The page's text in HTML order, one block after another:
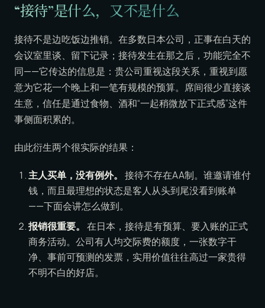
“接待”是什么，又不是什么
接待不是边吃饭边推销。在多数日本公司，正事在白天的
会议室里谈、留下记录；接待发生在那之后，功能完全不
同——它传达的信息是：贵公司重视这段关系，重视到愿
意为它花一个晚上和一笔有规模的预算。席间很少直接谈
生意，信任是通过食物、酒和“一起稍微放下正式感”这件
事侧面积累的。
由此衍生两个很实际的结果：
主人买单，没有例外。 接待不存在AA制。谁邀请谁付
钱，而且最理想的状态是客人从头到尾没看到账单
——下面会讲怎么做到。
报销很重要。 在日本，接待是有预算、要入账的正式
商务活动。公司有人均交际费的额度，一张数字干
净、事前可预测的发票，实用价值往往高过一家贵得
不明不白的好店。